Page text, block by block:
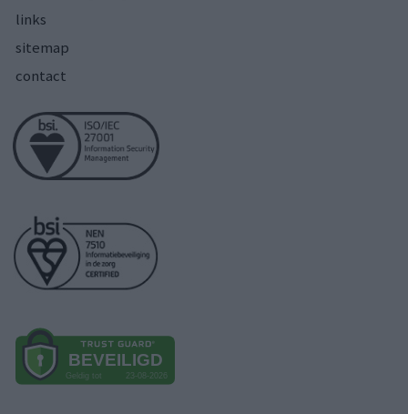
links
sitemap
contact